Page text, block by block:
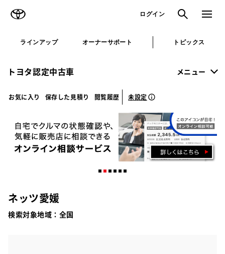
ログイン 検索 メニュ
ラインアップ オーナーサポート トピックス
トヨタ認定中古車 メニュー
お気に入り 保存した見積り 閲覧履歴 未設定
ネッツ愛媛
検索対象地域： 全国